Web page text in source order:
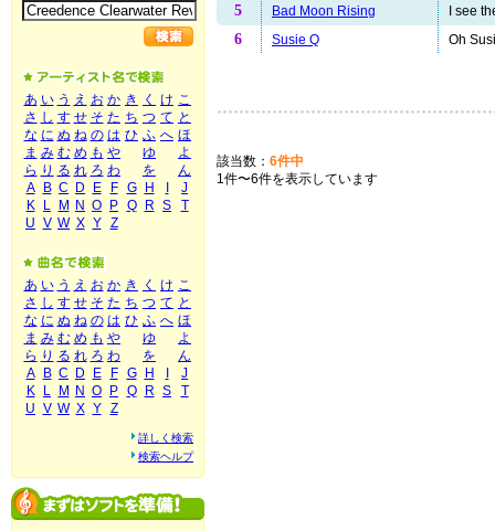
あ い う え お か き く け こ
さ し す せ そ た ち つ て と
な に ぬ ね の は ひ ふ へ ほ
ま み む め も や ゆ
よ
ら り る れ ろ わ を
ん
A
B C D E F G H
J
K
L M N O P Q R S
T
U V W X Y Z
あ い う え お か き く け こ
さ し す せ そ た ち つ て と
な に ぬ ね の は ひ ふ へ ほ
ま み む め も や ゆ
よ
ら り る れ ろ わ を
ん
A
B C D E F G H
J
K
L M N O P Q R S
T
U V W X Y Z
詳しく検索
検索ヘルプ
5 Bad Moon Rising I see
6 Susie Q Oh
該当数： 6件中
1件〜6件を表示しています